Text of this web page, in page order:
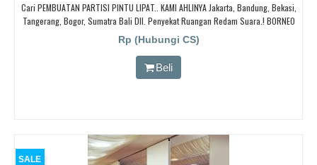
Cari PEMBUATAN PARTISI PINTU LIPAT.. KAMI AHLINYA Jakarta, Bandung, Bekasi,
Tangerang, Bogor, Sumatra Bali Dll. Penyekat Ruangan Redam Suara.! BORNEO
PARTISI PINTU LIPAT, Cari Partisi Geser/PABRIK BORNEO PARTISI PINTU LIPAT,
Rp (Hubungi CS)
Beli
SALE